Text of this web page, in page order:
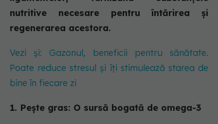
nutritive necesare pentru întărirea și
regenerarea acestora.
Vezi și: Gazonul, beneficii pentru sănătate.
Poate reduce stresul și îți stimulează starea de
bine în fiecare zi
1. Pește gras: O sursă bogată de omega-3